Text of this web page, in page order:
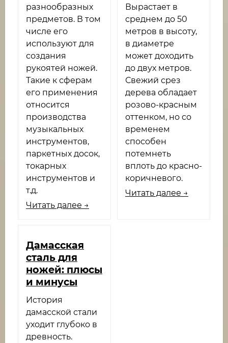
разнообразных
предметов. В том
числе его
используют для
создания
рукоятей ножей.
Такие к сферам
его применения
относится
производства
музыкальных
инструментов,
паркетных досок,
токарных
инструментов и
т.д.
Читать далее →
Вырастает в
среднем до 50
метров в высоту,
в диаметре
может доходить
до двух метров.
Свежий срез
дерева обладает
розово-красным
оттенком, но со
временем
способен
потемнеть
вплоть до красно-
коричневого.
Читать далее →
Дамасская
сталь для
ножей: плюсы
и минусы
История
дамасской стали
уходит глубоко в
древность.